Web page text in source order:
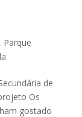
, Parque
de
Os
gostado